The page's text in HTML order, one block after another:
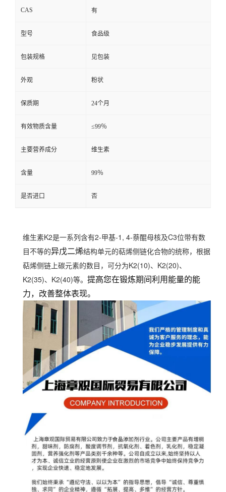
CAS 有
型号 食品级
包装规格 见包装
外观 粉状
保质期 24个月
有效物质含量 ≤99％
主要营养成分 维生素
含量 99％
是否进口 否
维生素K2是一系列含有2-甲基-1, 4-萘醌母核及C3位带有数
目不等的异戊二烯结构单元的萜烯侧链化合物的统称，根据
萜烯侧链上碳元素的数目，可分为K2(10)、K2(20)、
K2(35)、K2(40)等。 提高您在锻炼期间利用能量的能
力，改善整体表现。